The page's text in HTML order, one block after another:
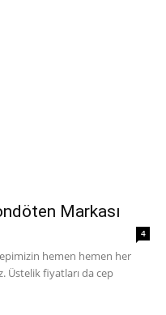
Markası
4
hemen hemen her
Üstelik fiyatları da cep